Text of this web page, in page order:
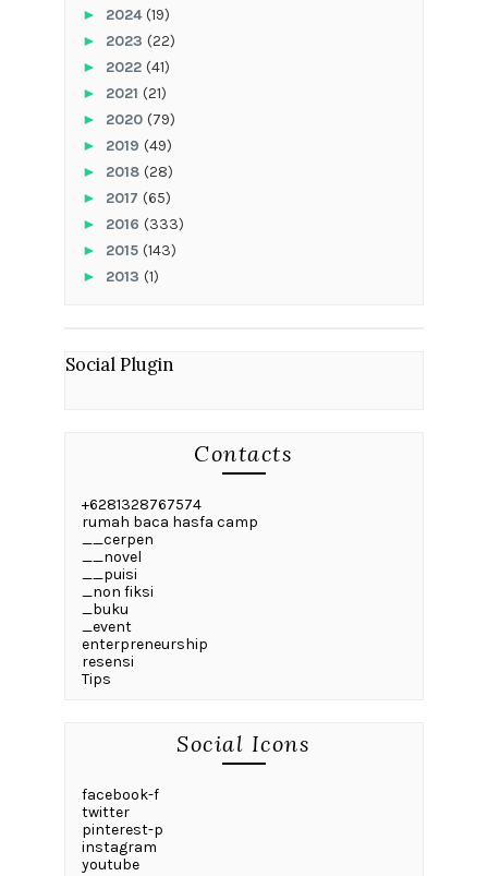
► 2024(19)
► 2023 (22)
► 2022 (41)
► 2021 (21)
► 2020 (79)
► 2019 (49)
► 2018 (28)
► 2017 (65)
► 2016 (333)
► 2015 (143)
► 2013 (1)
Social Plugin
Contacts
+6281328767574
rumah baca hasfa camp
__cerpen
__novel
__puisi
_non fiksi
_buku
_event
enterpreneurship
resensi
Tips
Social Icons
facebook-f
twitter
pinterest-p
instagram
youtube